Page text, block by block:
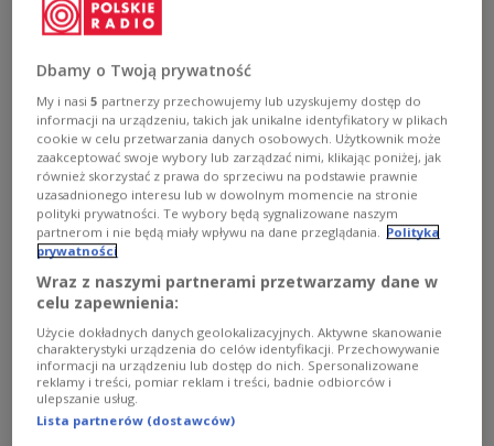
W poniedziałek MSZ wydało oświadczenie w
Białoruś przez Rzeczpospolitą Polską.
Resort dyplomacji przypomniał, że 30 lat temu
Republika Białorusi podjęła decyzję o budowaniu
własnego, niezależnego państwa, a 27 grudnia 1991
r. Polska bezzwłocznie uznała Białoruś, podzielając
w pełni prawo i dążenie narodu białoruskiego do
samodzielnego i nieskrępowanego decydowania o
swoim losie.
"Polska, z racji swoich doświadczeń historycznych
szczególnie rozumie wagę i znaczenie posiadania
własnego niepodległego państwa oraz wysiłek
niezbędny do jego rozwoju" - podkreślono.
Dbamy o Twoją prywatność
My i nasi5 partnerzy przechowujemy lub uzyskujemy dostęp do
informacji na urządzeniu, takich jak unikalne identyfikatory w plikach
cookie w celu przetwarzania danych osobowych. Użytkownik może
zaakceptować swoje wybory lub zarządzać nimi, klikając poniżej, jak
również skorzystać z prawa do sprzeciwu na podstawie prawnie
uzasadnionego interesu lub w dowolnym momencie na stronie
polityki prywatności. Te wybory będą sygnalizowane naszym
partnerom i nie będą miały wpływu na dane przeglądania. Polityka
prywatności
Wraz z naszymi partnerami przetwarzamy dane w
celu zapewnienia:
Użycie dokładnych danych geolokalizacyjnych. Aktywne skanowanie
charakterystyki urządzenia do celów identyfikacji. Przechowywanie
informacji na urządzeniu lub dostęp do nich. Spersonalizowane
reklamy i treści, pomiar reklam i treści, badnie odbiorców i
ulepszanie usług.
Lista partnerów (dostawców)